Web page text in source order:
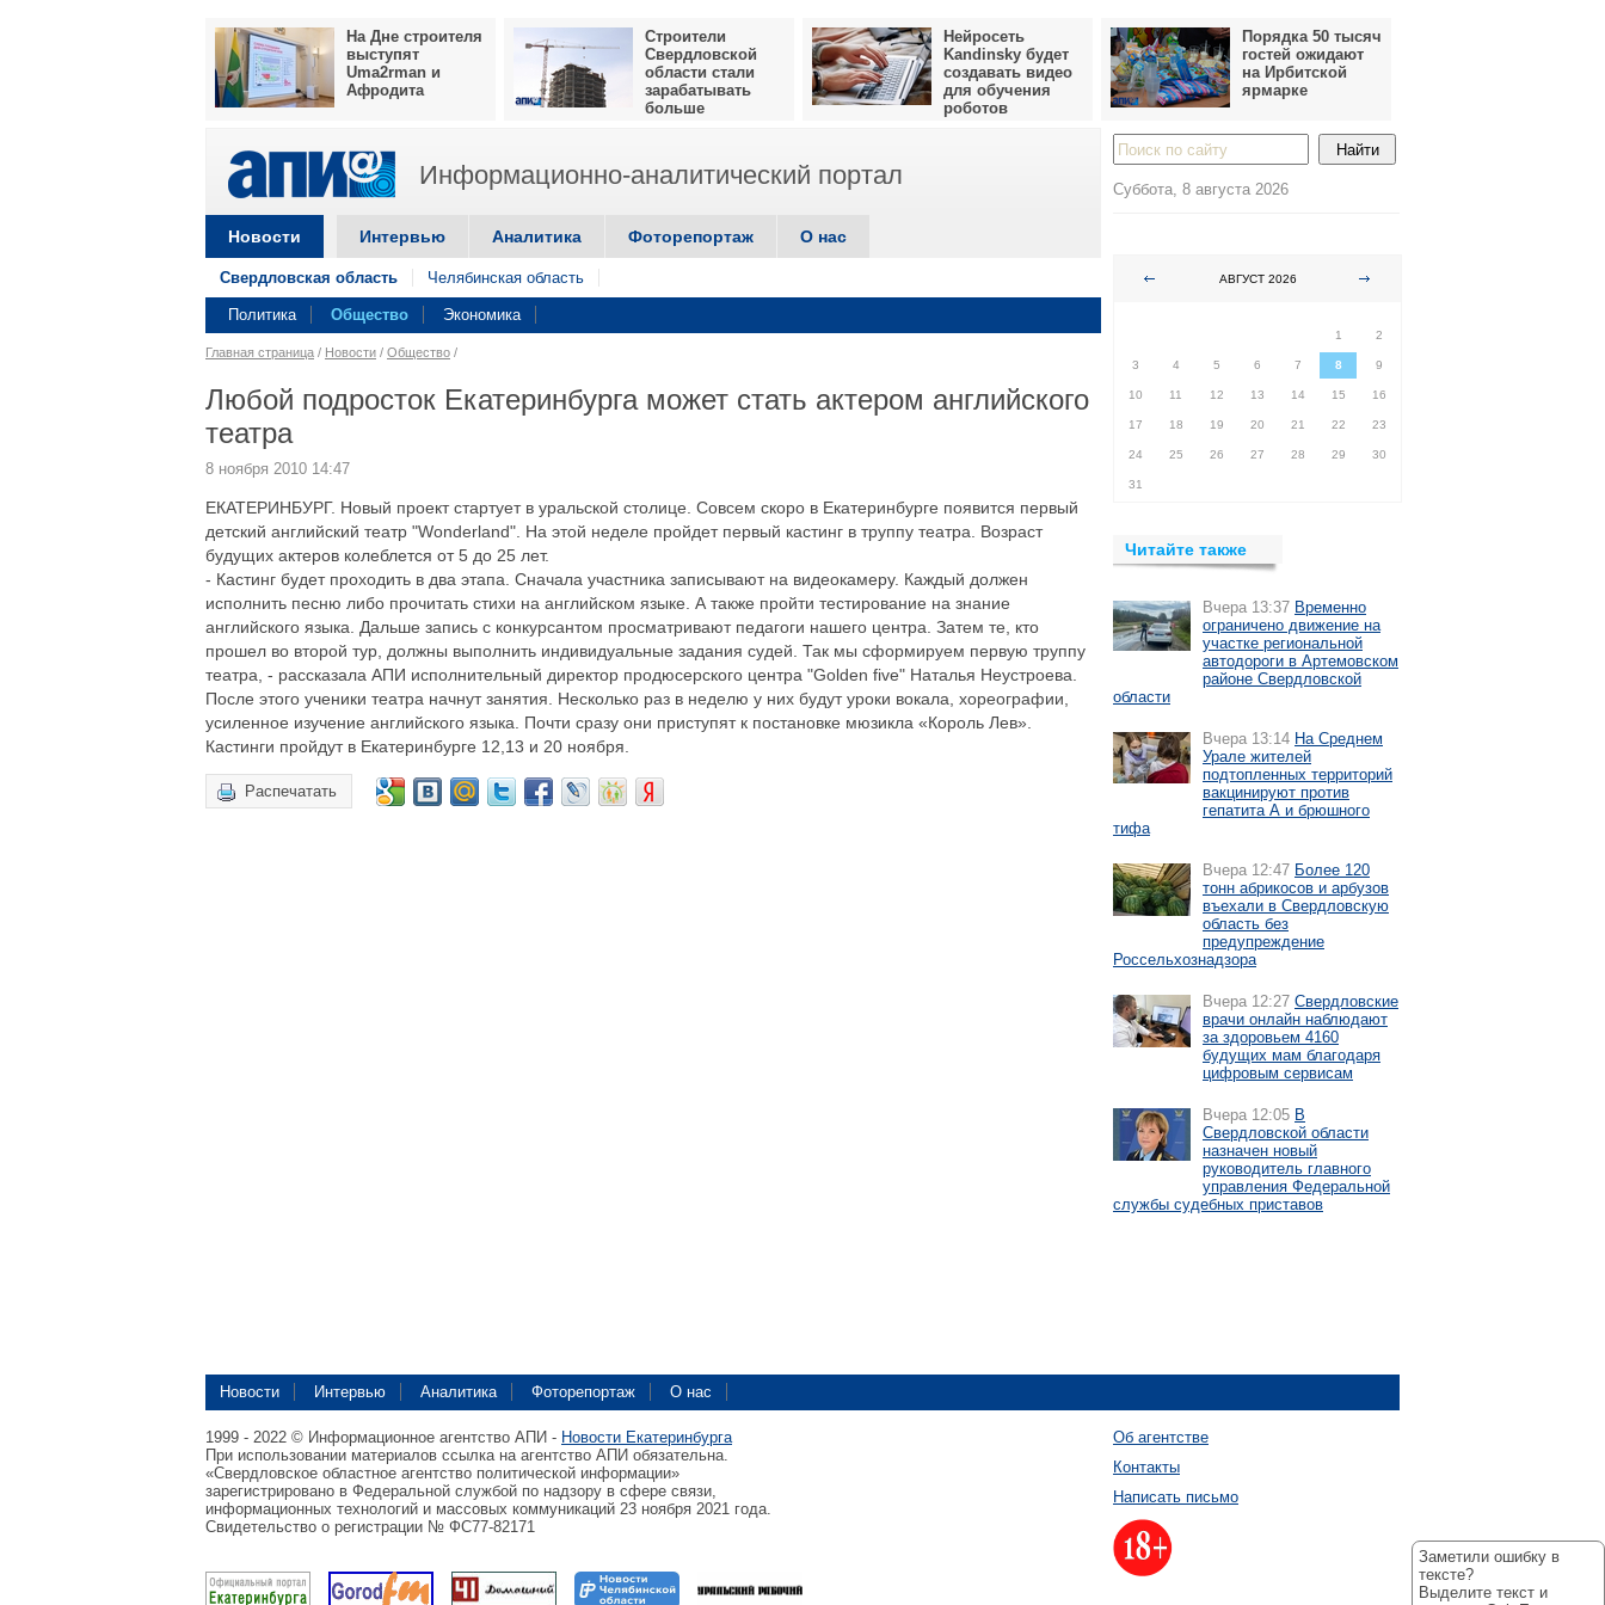
На Дне строителя
выступят
Uma2rman и
Афродита
Строители
Свердловской
области стали
зарабатывать
больше
Нейросеть
Kandinsky будет
создавать видео
для обучения
роботов
Порядка 50 тысяч
гостей ожидают
на Ирбитской
ярмарке
Информационно-аналитический портал
Новости Интервью Аналитика Фоторепортаж О нас
Свердловская область Челябинская область
Политика Общество Экономика
Главная страница / Новости / Общество /
Любой подросток Екатеринбурга может стать актером английского
театра
8 ноября 2010 14:47
ЕКАТЕРИНБУРГ. Новый проект стартует в уральской столице. Совсем скоро в Екатеринбурге появится первый
детский английский театр "Wonderland". На этой неделе пройдет первый кастинг в труппу театра. Возраст
будущих актеров колеблется от 5 до 25 лет.
- Кастинг будет проходить в два этапа. Сначала участника записывают на видеокамеру. Каждый должен
исполнить песню либо прочитать стихи на английском языке. А также пройти тестирование на знание
английского языка. Дальше запись с конкурсантом просматривают педагоги нашего центра. Затем те, кто
прошел во второй тур, должны выполнить индивидуальные задания судей. Так мы сформируем первую труппу
театра, - рассказала АПИ исполнительный директор продюсерского центра "Golden five" Наталья Неустроева.
После этого ученики театра начнут занятия. Несколько раз в неделю у них будут уроки вокала, хореографии,
усиленное изучение английского языка. Почти сразу они приступят к постановке мюзикла «Король Лев».
Кастинги пройдут в Екатеринбурге 12,13 и 20 ноября.
Распечатать
Суббота, 8 августа 2026
АВГУСТ 2026
1
2
3 4 5 6 7 8 9
10 11 12 13 14 15 16
17 18 19 20 21 22 23
24 25 26 27 28 29 30
31
Читайте также
Вчера 13:37 Временно
ограничено движение на
участке региональной
автодороги в Артемовском
районе Свердловской
области
Вчера 13:14 На Среднем
Урале жителей
подтопленных территорий
вакцинируют против
гепатита А и брюшного
тифа
Вчера 12:47 Более 120
тонн абрикосов и арбузов
въехали в Свердловскую
область без
предупреждение
Россельхознадзора
Вчера 12:27 Свердловские
врачи онлайн наблюдают
за здоровьем 4160
будущих мам благодаря
цифровым сервисам
Вчера 12:05 В
Свердловской области
назначен новый
руководитель главного
управления Федеральной
службы судебных приставов
Новости Интервью Аналитика Фоторепортаж О нас
1999 - 2022 © Информационное агентство АПИ - Новости Екатеринбурга
При использовании материалов ссылка на агентство АПИ обязательна.
«Свердловское областное агентство политической информации»
зарегистрировано в Федеральной службой по надзору в сфере связи,
информационных технологий и массовых коммуникаций 23 ноября 2021 года.
Свидетельство о регистрации № ФС77-82171
Об агентстве
Контакты
Написать письмо
Заметили ошибку в
тексте?
Выделите текст и